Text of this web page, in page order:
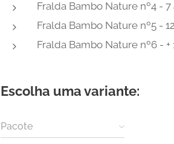
Fralda Bambo Nature nº4 - 7
Fralda Bambo Nature nº5 -
Fralda Bambo Nature nº6 - +
Escolha uma variante:
Pacote